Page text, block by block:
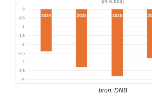
bron: DNB